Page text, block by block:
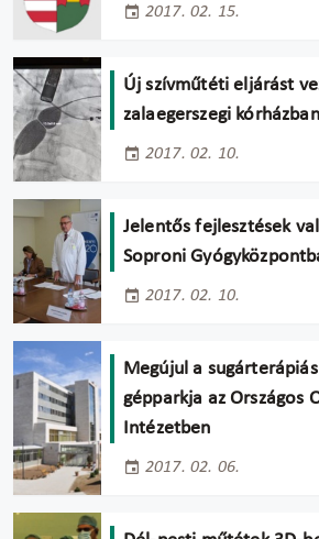
2017. 02. 15.
Új szívműtéti eljárást
zalaegerszegi kórházban
2017. 02. 10.
Jelentős fejlesztések
Soproni
2017. 02. 10.
Megújul a
gépparkja az Országos
Intézetben
2017. 02. 06.